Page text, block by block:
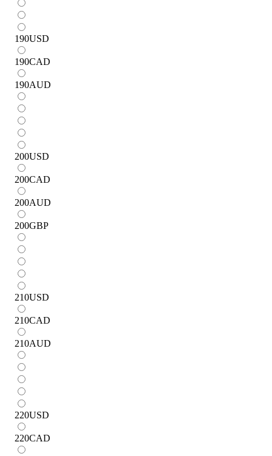
190USD
190CAD
190AUD
200USD
200CAD
200AUD
200GBP
210USD
210CAD
210AUD
220USD
220CAD